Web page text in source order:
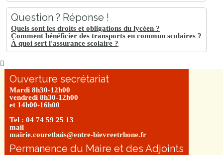
Question ? Réponse !
Quels sont les droits et obligations du lycéen ?
Comment bénéficier des transports en commun scolaires ?
À quoi sert l'assurance scolaire ?
Ouverture secrétariat
Mardi 8h30-12h00
vendredi 8h30-12h00
et 14h00-16h00
Tel : 04 74 59 25 13
mail
mairie.couretbuis@entre-bievreetrhone.fr
Permanence du Maire et des Adjoints